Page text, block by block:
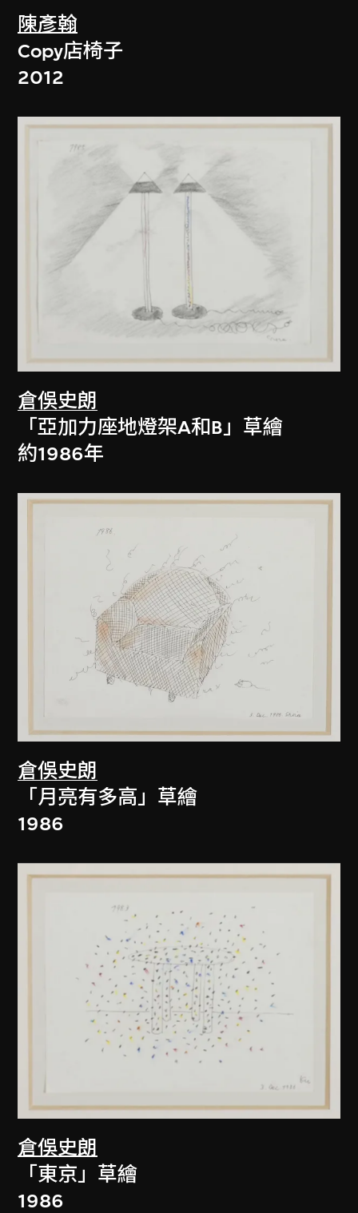
陳彥翰
Copy店椅子
2012
倉俁史朗
「亞加力座地燈架A和B」草繪
約1986年
倉俁史朗
「月亮有多高」草繪
1986
倉俁史朗
「東京」草繪
1986